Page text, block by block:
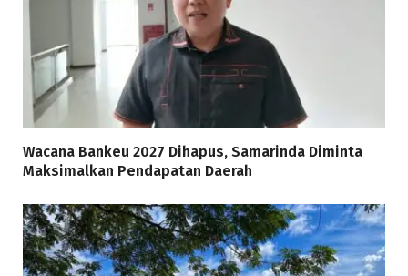
Wacana Bankeu 2027 Dihapus, Samarinda Diminta
Maksimalkan Pendapatan Daerah